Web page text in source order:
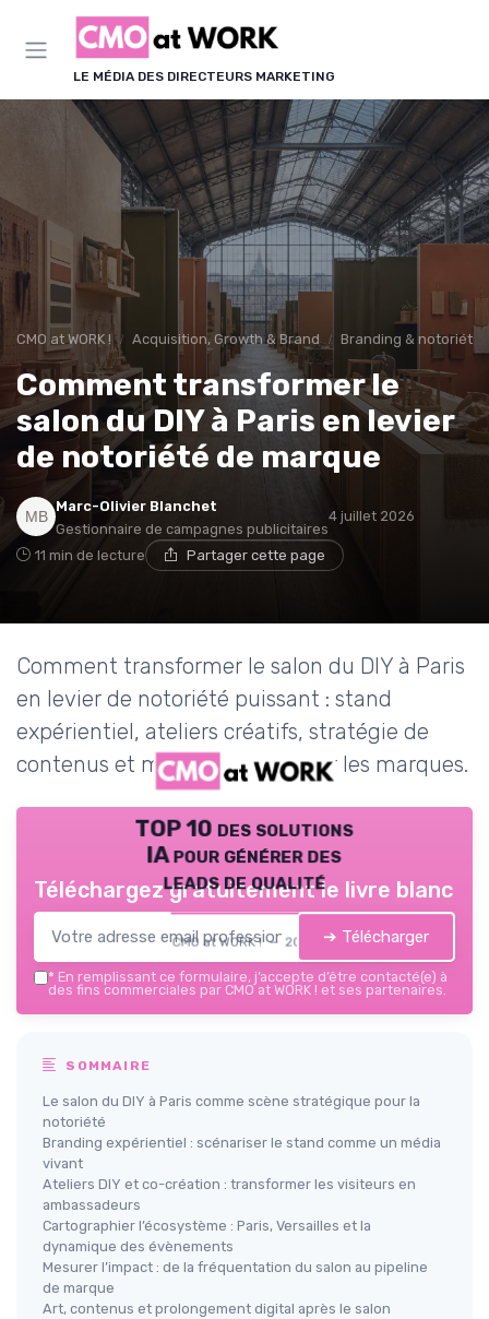
LE MÉDIA DES DIRECTEURS MARKETING
CMO at WORK ! Acquisition, Growth & Brand Branding & notoriété
Comment transformer le
salon du DIY à Paris en levier
de notoriété de marque
Marc-Olivier Blanchet
Gestionnaire de campagnes publicitaires
4 juillet 2026
11 min de lecture Partager cette page
Comment transformer le salon du DIY à Paris
en levier de notoriété puissant : stand
expérientiel, ateliers créatifs, stratégie de
contenus et mesure du ROI pour les marques.
TOP 10 des solutions
IA pour générer des
leads de qualité
CMO at WORK ! — 2026
Téléchargez gratuitement le livre blanc
➔ Télécharger
* En remplissant ce formulaire, j’accepte d’être contacté(e) à
des fins commerciales par CMO at WORK ! et ses partenaires.
SOMMAIRE
Le salon du DIY à Paris comme scène stratégique pour la
notoriété
Branding expérientiel : scénariser le stand comme un média
vivant
Ateliers DIY et co-création : transformer les visiteurs en
ambassadeurs
Cartographier l’écosystème : Paris, Versailles et la
dynamique des évènements
Mesurer l’impact : de la fréquentation du salon au pipeline
de marque
Art, contenus et prolongement digital après le salon
Panneau de gestion des cookies